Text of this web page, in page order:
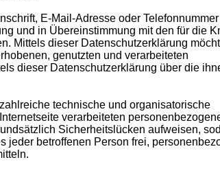
E-Mail-Adresse oder
und in Übereinstimmung mit den für die
Mittels dieser Datenschutzerklärung
genutzten und verarbeiteten
dieser Datenschutzerklärung über die
technische und organisatorische
verarbeiteten
Sicherheitslücken aufweisen,
jeder betroffenen Person frei,